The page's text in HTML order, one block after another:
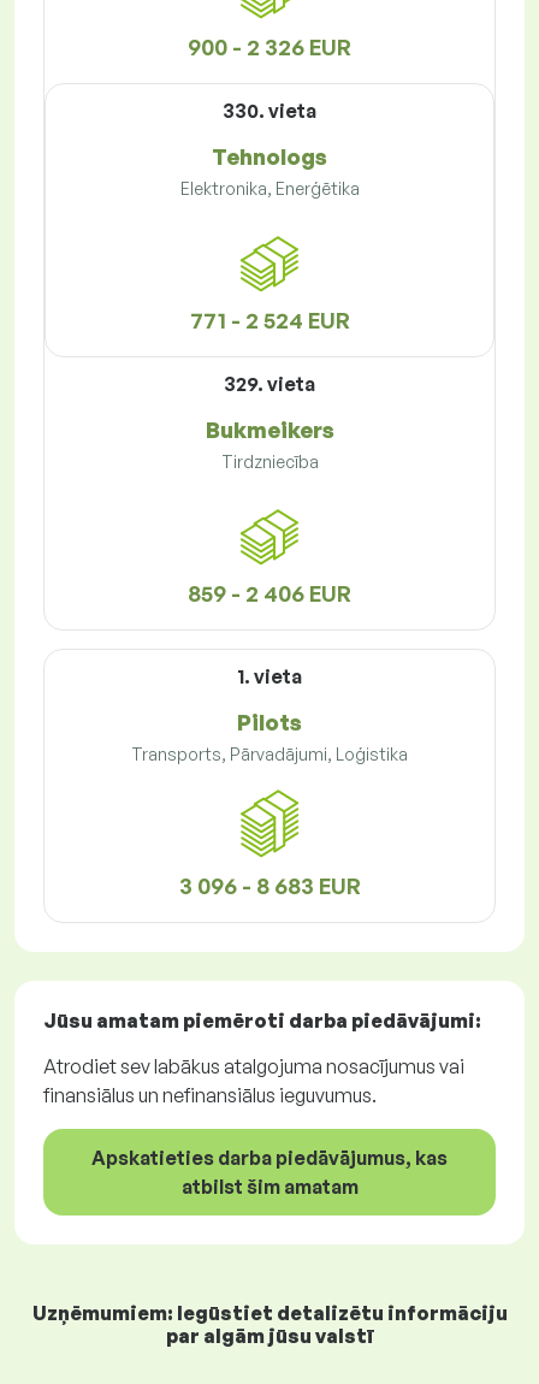
900 - 2 326 EUR
330. vieta
Tehnologs
Elektronika, Enerģētika
771 - 2 524 EUR
329. vieta
Bukmeikers
Tirdzniecība
859 - 2 406 EUR
1. vieta
Pilots
Transports, Pārvadājumi, Loģistika
3 096 - 8 683 EUR
Jūsu amatam piemēroti darba piedāvājumi:
Atrodiet sev labākus atalgojuma nosacījumus vai
finansiālus un nefinansiālus ieguvumus.
Apskatieties darba piedāvājumus, kas
atbilst šim amatam
Uzņēmumiem: Iegūstiet detalizētu informāciju
par algām jūsu valstī